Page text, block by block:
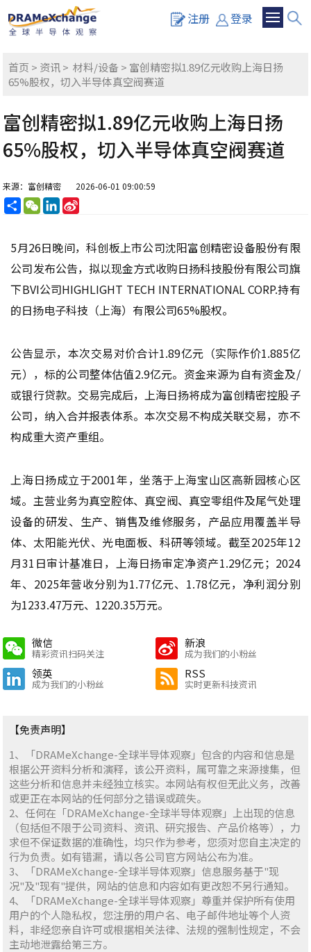
注册 登录
首页 > 资讯>材料/设备 > 富创精密拟1.89亿元收购上海日扬
65%股权，切入半导体真空阀赛道
富创精密拟1.89亿元收购上海日扬
65%股权，切入半导体真空阀赛道
来源：富创精密 2026-06-01 09:00:59
分
享
WeChatLinkedIn
5月26日晚间，科创板上市公司沈阳富创精密设备股份有限
公司发布公告，拟以现金方式收购日扬科技股份有限公司旗
下BVI公司HIGHLIGHT TECH INTERNATIONAL CORP.持有
的日扬电子科技（上海）有限公司65%股权。
公告显示，本次交易对价合计1.89亿元（实际作价1.885亿
元），标的公司整体估值2.9亿元。资金来源为自有资金及/
或银行贷款。交易完成后，上海日扬将成为富创精密控股子
公司，纳入合并报表体系。本次交易不构成关联交易，亦不
构成重大资产重组。
上海日扬成立于2001年，坐落于上海宝山区高新园核心区
域。主营业务为真空腔体、真空阀、真空零组件及尾气处理
设备的研发、生产、销售及维修服务，产品应用覆盖半导
体、太阳能光伏、光电面板、科研等领域。截至2025年12
月31日审计基准日，上海日扬审定净资产1.29亿元；2024
年、2025年营收分别为1.77亿元、1.78亿元，净利润分别
为1233.47万元、1220.35万元。
微信
精彩资讯扫码关注
新浪
成为我们的小粉丝
领英
成为我们的小粉丝
RSS
实时更新科技资讯
【免责声明】
1、「DRAMeXchange-全球半导体观察」包含的内容和信息是
根据公开资料分析和演释，该公开资料，属可靠之来源搜集，但
这些分析和信息并未经独立核实。本网站有权但无此义务，改善
或更正在本网站的任何部分之错误或疏失。
2、任何在「DRAMeXchange-全球半导体观察」上出现的信息
（包括但不限于公司资料、资讯、研究报告、产品价格等），力
求但不保证数据的准确性，均只作为参考，您须对您自主决定的
行为负责。如有错漏，请以各公司官方网站公布为准。
3、「DRAMeXchange-全球半导体观察」信息服务基于"现
况"及"现有"提供，网站的信息和内容如有更改恕不另行通知。
4、「DRAMeXchange-全球半导体观察」尊重并保护所有使用
用户的个人隐私权，您注册的用户名、电子邮件地址等个人资
料，非经您亲自许可或根据相关法律、法规的强制性规定，不会
主动地泄露给第三方。